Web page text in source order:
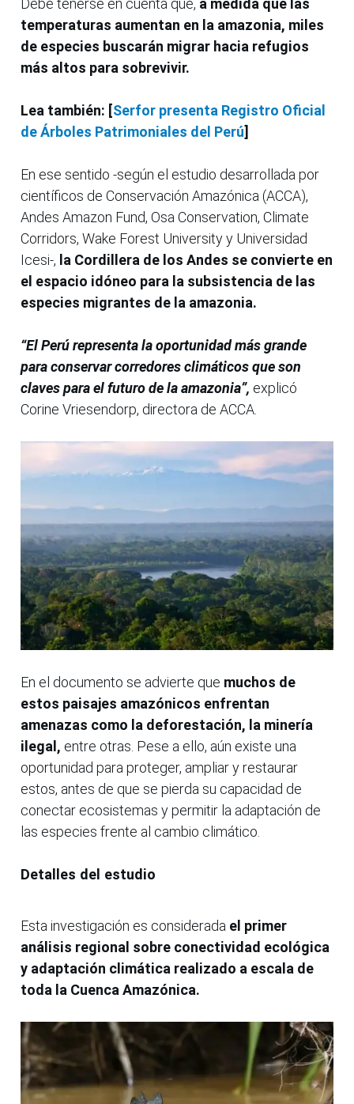
temperaturas aumentan en la amazonia, miles
de especies buscarán migrar hacia refugios
más altos para sobrevivir.
Lea también: [Serfor presenta Registro Oficial
de Árboles Patrimoniales del Perú]
En ese sentido -según el estudio desarrollada por
científicos de Conservación Amazónica (ACCA),
Andes Amazon Fund, Osa Conservation, Climate
Corridors, Wake Forest University y Universidad
Icesi-, la Cordillera de los Andes se convierte en
el espacio idóneo para la subsistencia de las
especies migrantes de la amazonia.
“El Perú representa la oportunidad más grande
para conservar corredores climáticos que son
claves para el futuro de la amazonia”, explicó
Corine Vriesendorp, directora de ACCA.
En el documento se advierte que muchos de
estos paisajes amazónicos enfrentan
amenazas como la deforestación, la minería
ilegal, entre otras. Pese a ello, aún existe una
oportunidad para proteger, ampliar y restaurar
estos, antes de que se pierda su capacidad de
conectar ecosistemas y permitir la adaptación de
las especies frente al cambio climático.
Detalles del estudio
Esta investigación es considerada el primer
análisis regional sobre conectividad ecológica
y adaptación climática realizado a escala de
toda la Cuenca Amazónica.